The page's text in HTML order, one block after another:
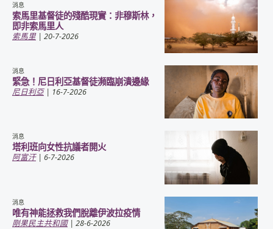
消息
索馬里基督徒的殘酷現實：非穆斯林，
即非索馬里人
索馬里| 20-7-2026
消息
緊急！尼日利亞基督徒瀕臨崩潰邊緣
尼日利亞| 16-7-2026
消息
塔利班向女性抗議者開火
阿富汗| 6-7-2026
消息
唯有神能拯救我們脫離伊波拉疫情
剛果民主共和國| 28-6-2026